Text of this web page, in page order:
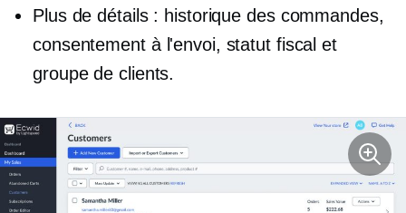
Plus de détails : historique des commandes,
consentement à l'envoi, statut fiscal et
groupe de clients.